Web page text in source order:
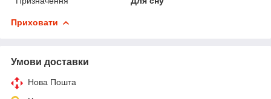
Приховати
Умови доставки
Нова Пошта